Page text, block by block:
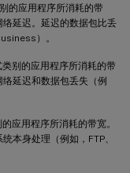
的应用程序所消耗的带
延迟。延迟的数据包比丢
）。
别的应用程序所消耗的带
延迟和数据包丢失（例
应用程序所消耗的带宽。
本身处理（例如，FTP、